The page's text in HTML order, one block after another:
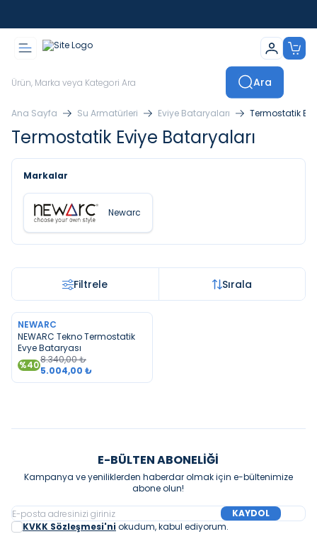
Ara
Ana Sayfa Su Armatürleri Eviye Bataryaları Termostatik
Termostatik Eviye Bataryaları
Markalar
Newarc
Filtrele
Sırala
TÜKENDI
NEWARC
NEWARC Tekno Termostatik
Evye Bataryası
%408.340,00₺
5.004,00 ₺
E-BÜLTEN ABONELIĞI
Kampanya ve yeniliklerden haberdar olmak için e-bültenimize
abone olun!
KAYDOL
KVKK Sözleşmesi'ni okudum, kabul ediyorum.